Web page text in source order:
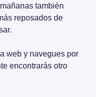
también
reposados de
web y navegues por
encontrarás otro